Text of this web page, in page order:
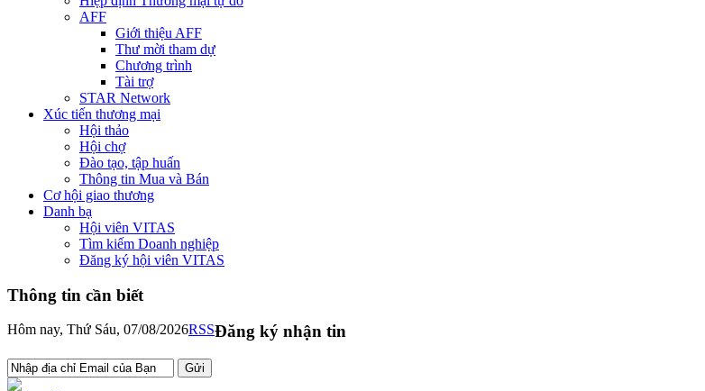
AFF
Giới thiệu AFF
Thư mời tham dự
Chương trình
Tài trợ
STAR Network
Xúc tiến thương mại
Hội thảo
Hội chợ
Đào tạo, tập huấn
Thông tin Mua và Bán
Cơ hội giao thương
Danh bạ
Hội viên VITAS
Tìm kiếm Doanh nghiệp
Đăng ký hội viên VITAS
Thông tin cần biết
Hôm nay, Thứ Sáu, 07/08/2026RSSĐăng ký nhận tin